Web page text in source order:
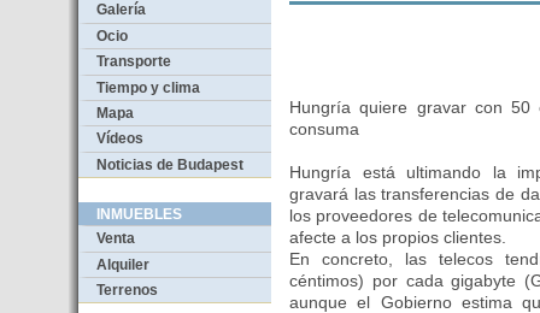
Galería
Ocio
Transporte
Tiempo y clima
Mapa
Vídeos
Noticias de Budapest
INMUEBLES
Venta
Alquiler
Terrenos
Hungría quiere gravar con
consuma
Hungría está ultimando la
gravará las transferencias de
los proveedores de
afecte a los propios clientes.
En concreto, las telecos
céntimos) por cada gigabyte
aunque el Gobierno estima